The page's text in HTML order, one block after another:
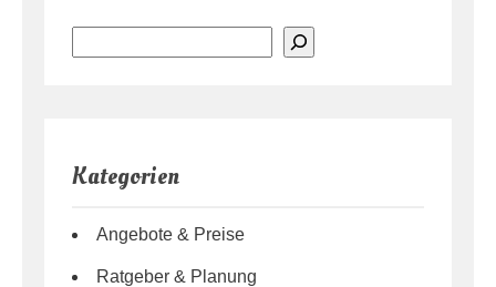
Kategorien
Angebote & Preise
Ratgeber & Planung